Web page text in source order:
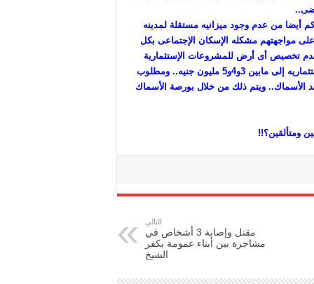
منكم أيضا من عدم وجود ميزانيه مستقلة لمدينه
مواجهتهم مشكله الإسكان الإجتماعى بكل
شقق سكنية إقتصاديه لهم منذ 15عاما..وعدم تخصيص أى أرض للمشروعات الإستثمارية
السكنية لأى جهة بعد ذلك.. حيث تم رفع أسعار الشقق السكنيه الإستثماريه إلى مابين 3و4و5 مليون جنيه.. ومطلوب
الأسماك.. ويتم ذلك من خلال بورصة الأسماك
ومتألقين؟!!
التالي
مقتل وإصابة 3 أشخاص في
مشاجرة بين أبناء عمومة بكفر
الشيخ